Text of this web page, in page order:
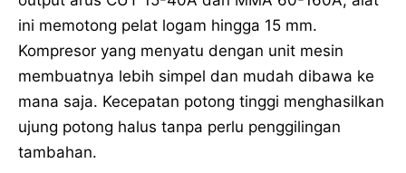
ini memotong pelat logam hingga 15 mm.
Kompresor yang menyatu dengan unit mesin
membuatnya lebih simpel dan mudah dibawa ke
mana saja. Kecepatan potong tinggi menghasilkan
ujung potong halus tanpa perlu penggilingan
tambahan.